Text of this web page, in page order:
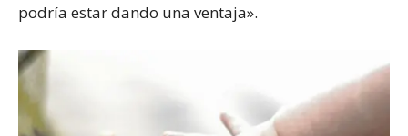
podría estar dando una ventaja».